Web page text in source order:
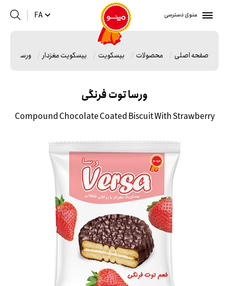
منوی دسترسی FA
صفحه اصلی محصولات بیسکویت بیسکویت مغزدار ورسا توت
ورسا توت فرنگی
Compound Chocolate Coated Biscuit With Strawberry